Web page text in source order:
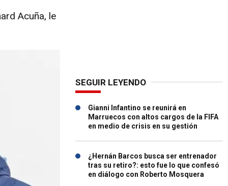
Acuña, le
SEGUIR LEYENDO
Gianni Infantino se reunirá en
Marruecos con altos cargos de la FIFA
en medio de crisis en su gestión
¿Hernán Barcos busca ser entrenador
tras su retiro?: esto fue lo que confesó
en diálogo con Roberto Mosquera